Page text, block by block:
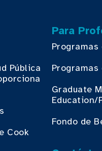
Pública
Cook
Para
Programas
Programas
Graduate
Education/
Fondo de